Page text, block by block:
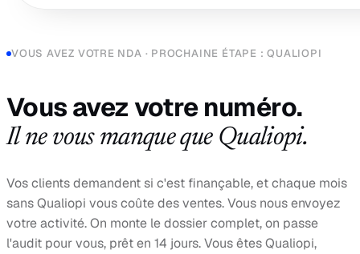
VOUS AVEZ VOTRE NDA · PROCHAINE ÉTAPE : QUALIOPI
Vous avez votre numéro.
Il ne vous manque que Qualiopi.
Vos clients demandent si c'est finançable, et chaque mois
sans Qualiopi vous coûte des ventes. Vous nous envoyez
votre activité. On monte le dossier complet, on passe
l'audit pour vous, prêt en 14 jours. Vous êtes Qualiopi,